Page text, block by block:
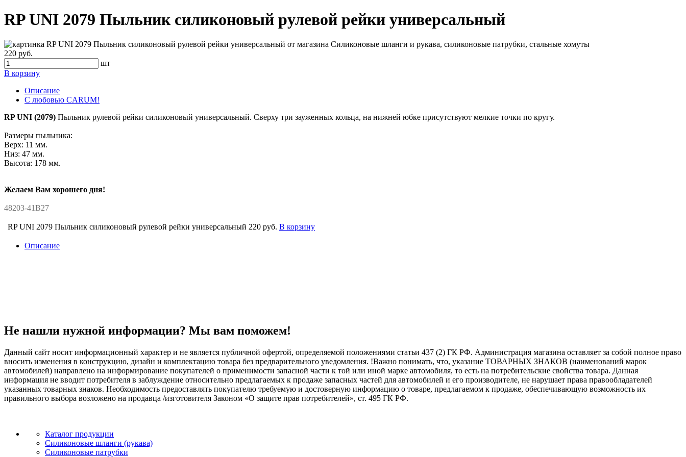
RP UNI 2079 Пыльник силиконовый рулевой рейки универсальный
220 руб.
шт
В корзину
Описание
С любовью CARUM!
RP UNI (2079) Пыльник рулевой рейки силиконовый универсальный. Сверху три зауженных кольца, на нижней юбке присутствуют мелкие точки по кругу.
Размеры пыльника:
Верх: 11 мм.
Низ: 47 мм.
Высота: 178 мм.
Желаем Вам хорошего дня!
48203-41B27
RP UNI 2079 Пыльник силиконовый рулевой рейки универсальный 220 руб. В корзину
Описание
Не нашли нужной информации? Мы вам поможем!
Данный сайт носит информационный характер и не является публичной офертой, определяемой положениями статьи 437 (2) ГК РФ. Администрация магазина оставляет за собой полное право
вносить изменения в конструкцию, дизайн и комплектацию товара без предварительного уведомления. !Важно понимать, что, указание ТОВАРНЫХ ЗНАКОВ (наименований марок
автомобилей) направлено на информирование покупателей о применимости запасной части к той или иной марке автомобиля, то есть на потребительские свойства товара. Данная
информация не вводит потребителя в заблуждение относительно предлагаемых к продаже запасных частей для автомобилей и его производителе, не нарушает права правообладателей
указанных товарных знаков. Необходимость предоставлять покупателю требуемую и достоверную информацию о товаре, предлагаемом к продаже, обеспечивающую возможность их
правильного выбора возложено на продавца /изготовителя Законом «О защите прав потребителей», ст. 495 ГК РФ.
Каталог продукции
Силиконовые шланги (рукава)
Силиконовые патрубки